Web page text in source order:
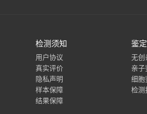
检测须知
用户协议
真实评价
隐私声明
样本保障
结果保障
鉴
无创
亲
细胞
检测